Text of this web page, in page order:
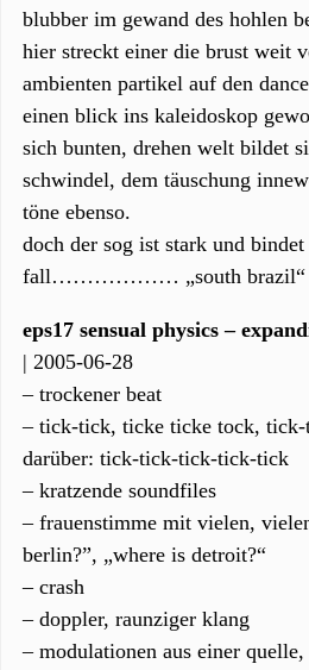
blubber im gewand des hohlen
hier streckt einer die brust weit
ambienten partikel auf den
einen blick ins kaleidoskop
sich bunten, drehen welt bildet
schwindel, dem täuschung
töne ebenso.
doch der sog ist stark und
fall……………… „south brazil“
eps17 sensual physics –
| 2005-06-28
– trockener beat
– tick-tick, ticke ticke tock,
darüber: tick-tick-tick-tick-tick
– kratzende soundfiles
– frauenstimme mit vielen,
berlin?”, „where is detroit?“
– crash
– doppler, raunziger klang
– modulationen aus einer